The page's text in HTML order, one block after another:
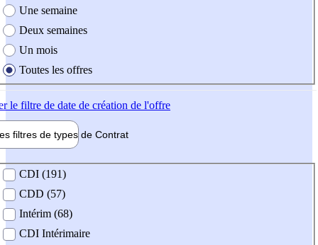
Une semaine
Deux semaines
Un mois
Toutes les offres
le filtre de date de création de l'offre
filtres de types de Contrat
contrat
CDI (191)
CDD (57)
Intérim (68)
CDI Intérimaire